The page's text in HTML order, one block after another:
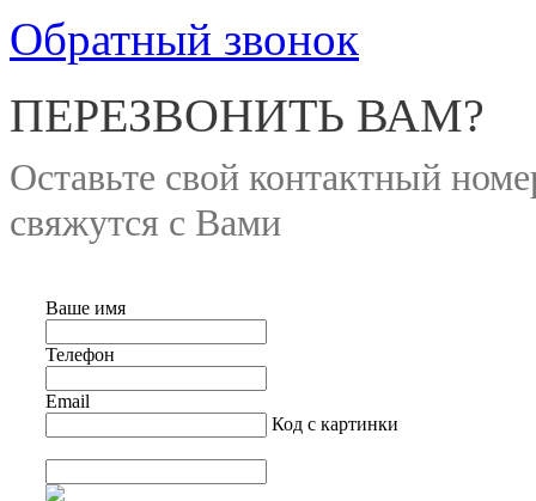
Обратный звонок
ПЕРЕЗВОНИТЬ ВАМ?
Оставьте свой контактный
свяжутся с Вами
Ваше имя
Телефон
Email
Код с картинки